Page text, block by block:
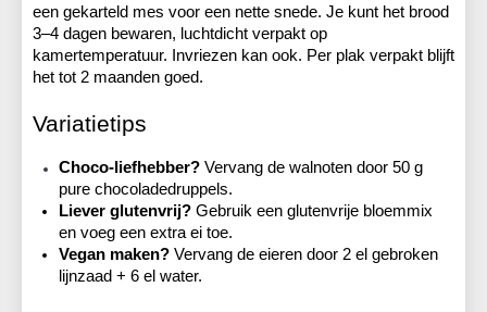
een gekarteld mes voor een nette snede. Je kunt het brood
3–4 dagen bewaren, luchtdicht verpakt op
kamertemperatuur. Invriezen kan ook. Per plak verpakt blijft
het tot 2 maanden goed.
Variatietips
Choco-liefhebber? Vervang de walnoten door 50 g
pure chocoladedruppels.
Liever glutenvrij? Gebruik een glutenvrije bloemmix
en voeg een extra ei toe.
Vegan maken? Vervang de eieren door 2 el gebroken
lijnzaad + 6 el water.